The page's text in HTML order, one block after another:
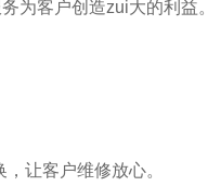
为客户创造zui大的利益。
让客户维修放心。